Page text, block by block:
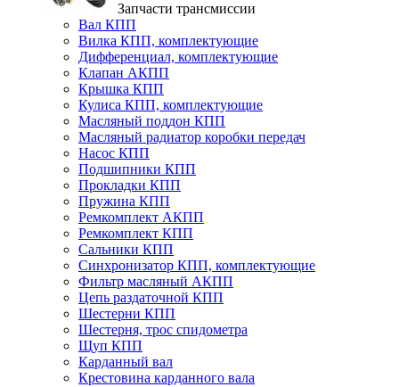
Запчасти трансмиссии
Вал КПП
Вилка КПП, комплектующие
Дифференциал, комплектующие
Клапан АКПП
Крышка КПП
Кулиса КПП, комплектующие
Масляный поддон КПП
Масляный радиатор коробки передач
Насос КПП
Подшипники КПП
Прокладки КПП
Пружина КПП
Ремкомплект АКПП
Ремкомплект КПП
Сальники КПП
Синхронизатор КПП, комплектующие
Фильтр масляный АКПП
Цепь раздаточной КПП
Шестерни КПП
Шестерня, трос спидометра
Щуп КПП
Карданный вал
Крестовина карданного вала